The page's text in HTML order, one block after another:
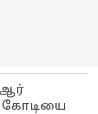
கோடியை